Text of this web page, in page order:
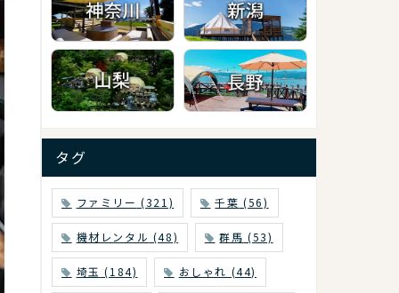
タグ
ファミリー (321) 千葉 (56)
機材レンタル (48) 群馬 (53)
埼玉 (184) おしゃれ (44)